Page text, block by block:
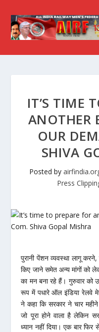
IT’S TIME
ANOTHER
OUR
SHIVA
Posted by
Press
पुरानी पेंशन व्यवस्था लागू
किए जाने समेत अन्य मांगों को
का मन बना रहे हैं। गुरुवार को
रूप में पधारे ऑल इंडिया रेलवे
ने कहा कि सरकार ने चार महीने
जो पूरा होने वाला है लेकिन
ध्यान नहीं दिया। एक बार फिर